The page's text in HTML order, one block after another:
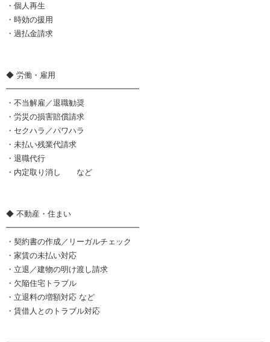
・個人再生
・時効の援用
・過払金請求
◆ 労働・雇用
━━━━━━━━━━━━━━━━━
・不当解雇／退職勧奨
・労災の損害賠償請求
・セクハラ／パワハラ
・未払い残業代請求
・退職代行
・内定取り消し など
◆ 不動産・住まい
━━━━━━━━━━━━━━━━━
・契約書の作成／リーガルチェック
・家賃の未払い対応
・立退／建物の明け渡し請求
・欠陥住宅トラブル
・立退料の増額対応 など
・賃借人とのトラブル対応